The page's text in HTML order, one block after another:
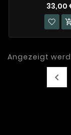
33,00
Angezeigt
